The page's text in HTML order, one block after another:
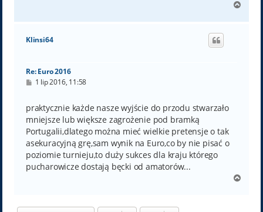
g
Klinsi64
Re: Euro 2016
P
t
1 lip 2016, 11:58
praktycznie każde nasze wyjście do przodu stwarzało
mniejsze lub większe zagrożenie pod bramką
Portugalii,dlatego można mieć wielkie pretensje o tak
asekuracyjną grę,sam wynik na Euro,co by nie pisać o
poziomie turnieju,to duży sukces dla kraju którego
pucharowicze dostają bęcki od amatorów...